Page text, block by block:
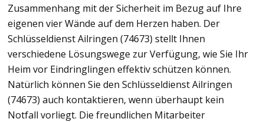
Zusammenhang mit der Sicherheit im Bezug auf Ihre
eigenen vier Wände auf dem Herzen haben. Der
Schlüsseldienst Ailringen (74673) stellt Ihnen
verschiedene Lösungswege zur Verfügung, wie Sie Ihr
Heim vor Eindringlingen effektiv schützen können.
Natürlich können Sie den Schlüsseldienst Ailringen
(74673) auch kontaktieren, wenn überhaupt kein
Notfall vorliegt. Die freundlichen Mitarbeiter